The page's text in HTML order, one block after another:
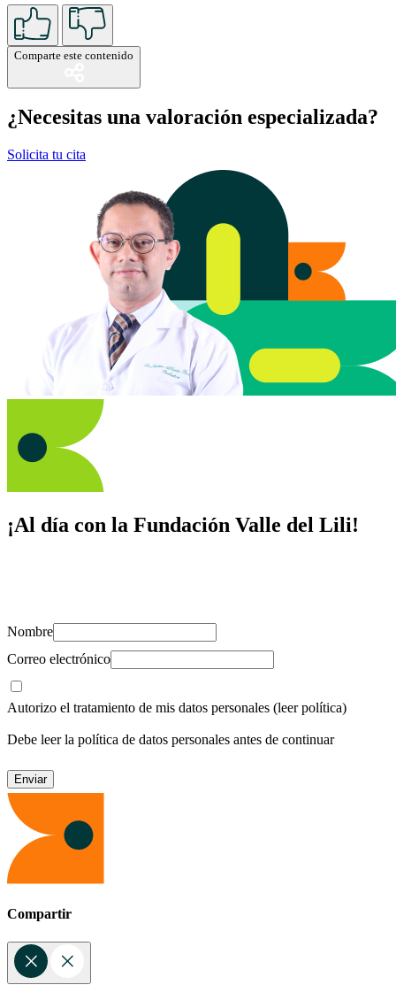
Comparte este contenido
¿Necesitas una valoración especializada?
Solicita tu cita
¡Al día con la Fundación Valle del Lili!
Nombre
Correo electrónico
Autorizo el tratamiento de mis datos personales (leer política)
Debe leer la política de datos personales antes de continuar
Compartir